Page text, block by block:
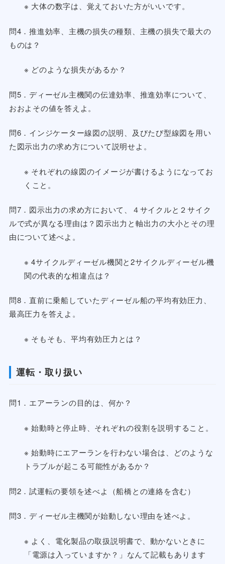
※ 大体の数字は、覚えておいた方がいいです。
問4．推進効率、主機の損失の種類、主機の損失で最大の
ものは？
※ どのような損失があるか？
問5．ディーゼル主機関の伝達効率、推進効率について、
おおよその値を答えよ。
問6．インジケーター線図の説明、及びたび型線図を用い
た図示出力の求め方について説明せよ。
※ それぞれの線図のイメージが書けるようになってお
くこと。
問7．図示出力の求め方において、４サイクルと２サイク
ルで式が異なる理由は？図示出力と軸出力の大小とその理
由について述べよ。
※ 4サイクルディーゼル機関と2サイクルディーゼル機
関の代表的な相違点は？
問8．直前に乗船していたディーゼル船の平均有効圧力、
最高圧力を答えよ。
※ そもそも、平均有効圧力とは？
運転・取り扱い
問1．エアーランの目的は、何か？
※ 始動時と停止時、それぞれの役割を説明すること。
※ 始動時にエアーランを行わない場合は、どのような
トラブルが起こる可能性があるか？
問2．試運転の要領を述べよ（船橋との連絡を含む）
問3．ディーゼル主機関が始動しない理由を述べよ。
※ よく、電化製品の取扱説明書で、動かないときに
「電源は入っていますか？」なんて記載もあります